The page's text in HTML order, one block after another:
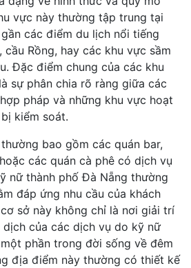
vực này thường tập trung tại
các điểm du lịch nổi tiếng
cầu Rồng, hay các khu vực sầm
Đặc điểm chung của các khu
sự phân chia rõ ràng giữa các
pháp và những khu vực hoạt
kiểm soát.
bao gồm các quán bar,
các quán cà phê có dịch vụ
nữ thành phố Đà Nẵng thường
đáp ứng nhu cầu của khách
sở này không chỉ là nơi giải trí
của các dịch vụ do kỹ nữ
phần trong đời sống về đêm
địa điểm này thường có thiết kế